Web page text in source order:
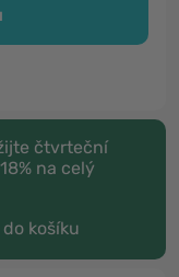
čtvrteční
na celý
do košíku